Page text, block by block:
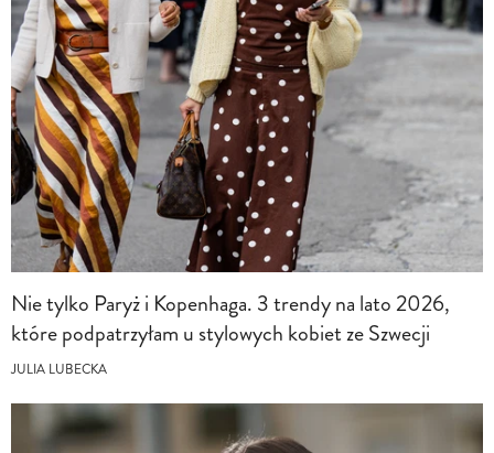
Nie tylko Paryż i Kopenhaga. 3 trendy na lato 2026,
które podpatrzyłam u stylowych kobiet ze Szwecji
JULIA LUBECKA